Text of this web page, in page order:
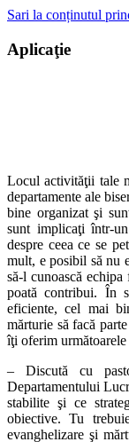
Sari la conținutul
Aplicaţie
Locul activităţii tale
departamente ale
bine organizat şi
sunt implicaţi într-
despre ceea ce se pe
mult, e posibil să nu
să-l cunoască echipa
poată contribui. În
eficiente, cel mai
mărturie să facă
îţi oferim următoarele
– Discută cu
Departamentului
stabilite şi ce
obiective. Tu tre
evanghelizare şi